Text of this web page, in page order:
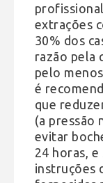
extrações
30% dos
razão pela
pelo
é
que
(a pressão
evitar
24 horas,
instruções